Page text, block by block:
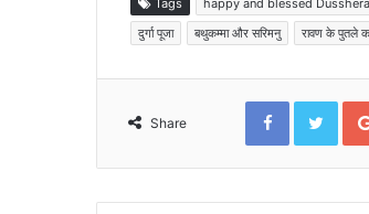
Tags happy and blessed
दुर्गा पूजा
बथुकम्मा और सरिमनु रावण के पुतले
Share
Facebook